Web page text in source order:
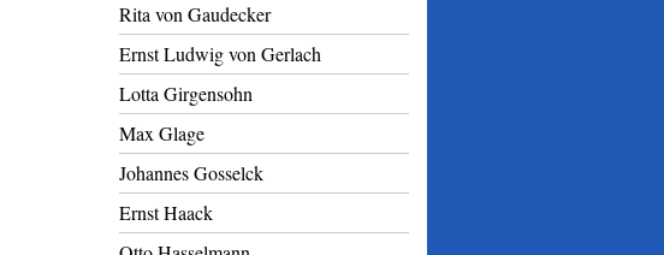
Rita von Gaudecker
Ernst Ludwig von Gerlach
Lotta Girgensohn
Max Glage
Johannes Gosselck
Ernst Haack